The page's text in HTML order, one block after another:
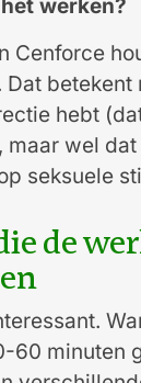
werken?
Cenforce
Dat
hebt
maar wel
seksuele
de
60 minuten